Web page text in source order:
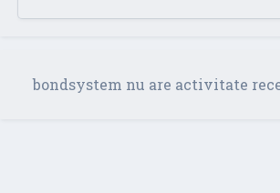
bondsystem nu are activitate